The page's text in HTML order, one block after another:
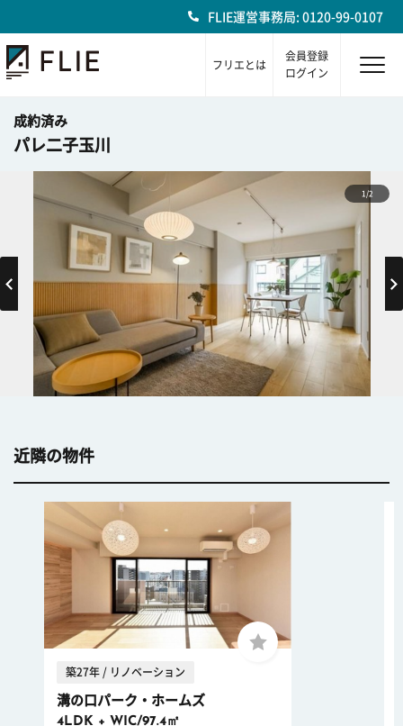
FLIE運営事務局: 0120-99-0107
フリエとは
会員登録
ログイン
成約済み
パレ二子玉川
1/2
近隣の物件
築27年 / リノベーション
溝の口パーク・ホームズ
4LDK + WIC/97.4㎡